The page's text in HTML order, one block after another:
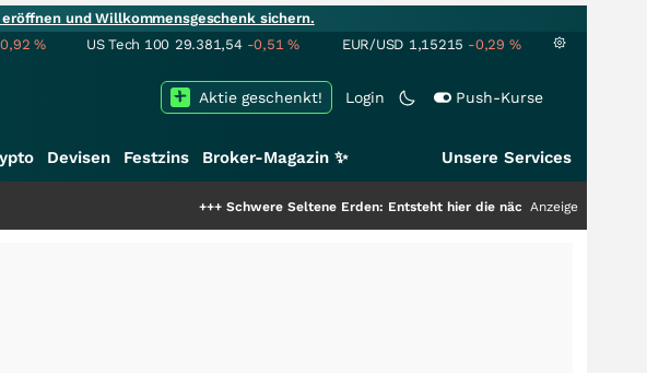
und Willkommensgeschenk sichern.
% US Tech 100 29.381,54 -0,51% EUR/USD 1,15215 -0,29 %
Login Push-Kurse
Aktie geschenkt!
Devisen Festzins Broker-Magazin ✨ Unsere Services
Schwere Seltene Erden: Entsteht hier die nächste Milliardenstory?
Anzeige